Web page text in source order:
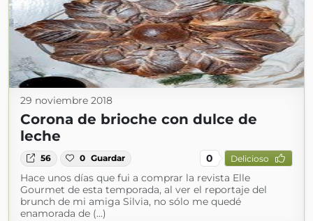
29 noviembre 2018
Corona de brioche con dulce de
leche
56 0 Guardar 0 Delicioso
Hace unos días que fui a comprar la revista Elle
Gourmet de esta temporada, al ver el reportaje del
brunch de mi amiga Silvia, no sólo me quedé
enamorada de (...)